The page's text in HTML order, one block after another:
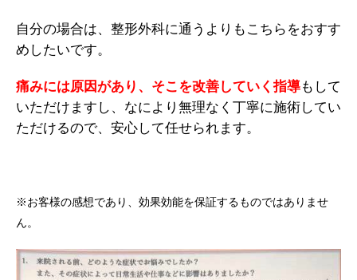
自分の場合は、整形外科に通うよりもこちらをおすす
めしたいです。
痛みには原因があり、そこを改善していく指導もして
いただけますし、なにより無理なく丁寧に施術してい
ただけるので、安心して任せられます。
※お客様の感想であり、効果効能を保証するものではありませ
ん。